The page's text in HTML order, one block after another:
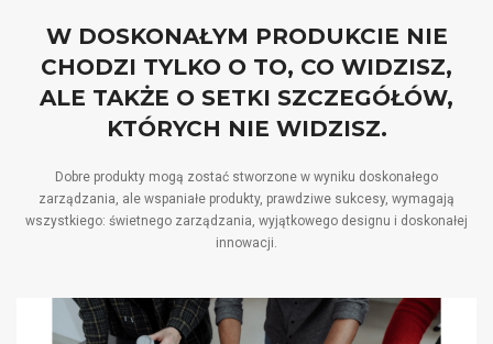
W DOSKONAŁYM PRODUKCIE NIE
CHODZI TYLKO O TO, CO WIDZISZ,
ALE TAKŻE O SETKI SZCZEGÓŁÓW,
KTÓRYCH NIE WIDZISZ.
Dobre produkty mogą zostać stworzone w wyniku doskonałego
zarządzania, ale wspaniałe produkty, prawdziwe sukcesy, wymagają
wszystkiego: świetnego zarządzania, wyjątkowego designu i doskonałej
innowacji.